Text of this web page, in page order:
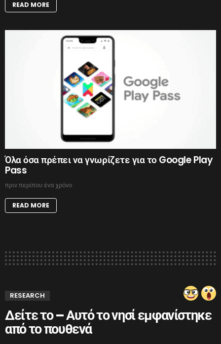
READ MORE
Όλα όσα πρέπει να γνωρίζετε για το Google Play
Pass
πριν περίπου ένα χρόνο
READ MORE
RESEARCH
Δείτε το – Αυτό το νησί εμφανίστηκε
από το πουθενά